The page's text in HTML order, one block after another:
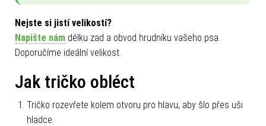
Nejste si jistí velikostí?
Napište nám délku zad a obvod hrudníku vašeho psa.
Doporučíme ideální velikost.
Jak tričko obléct
Tričko rozevřete kolem otvoru pro hlavu, aby šlo přes uši
hladce.